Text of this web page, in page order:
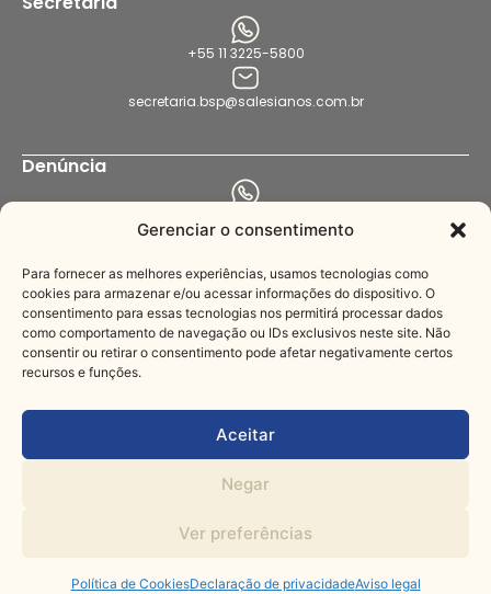
Gerenciar o consentimento
Para fornecer as melhores experiências, usamos tecnologias como
cookies para armazenar e/ou acessar informações do dispositivo. O
consentimento para essas tecnologias nos permitirá processar dados
como comportamento de navegação ou IDs exclusivos neste site. Não
consentir ou retirar o consentimento pode afetar negativamente certos
recursos e funções.
Aceitar
Negar
Ver preferências
Política de CookiesDeclaração de privacidadeAviso legal
+55 11 3225-5800
secretaria.bsp@salesianos.com.br
Denúncia
denuncia.bsp@salesianos.com.br
Imprensa
comunica@salesianos.com.br